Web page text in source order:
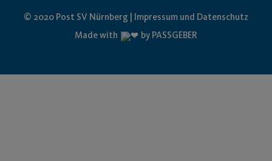
© 2020 Post SV Nürnberg | Impressum und Datenschutz
Made with
by PASSGEBER